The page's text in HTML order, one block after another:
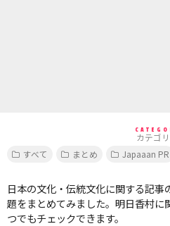
カテゴ
すべて
まとめ Japaaan PR
日本の文化・伝統文化に関する記
題をまとめてみました。明日香村に
つでもチェックできます。